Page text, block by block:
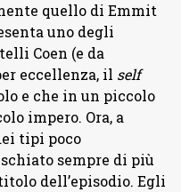
quello di Emmit
uno degli
Coen (e da
eccellenza, il self
e che in un piccolo
impero. Ora, a
tipi poco
sempre di più
dell’episodio. Egli